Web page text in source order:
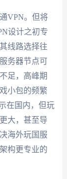
VPN。但将
设计之初专
线路选择往
务器节点可
足，高峰期
小包的频繁
在国内，但玩
大，甚至导
海外玩国服
构更专业的